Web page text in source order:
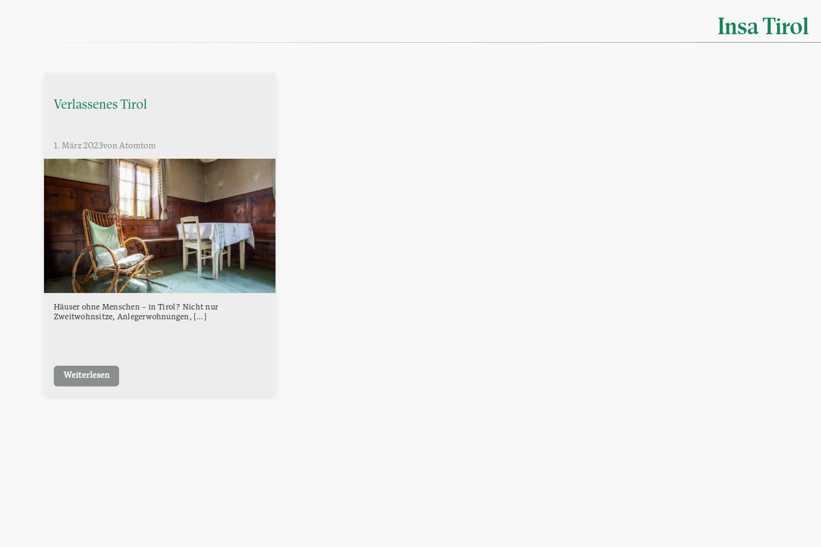
Insa Tirol
Verlassenes Tirol
1. März 2023von Atomtom
Häuser ohne Menschen – in Tirol? Nicht nur
Zweitwohnsitze, Anlegerwohnungen, […]
Weiterlesen